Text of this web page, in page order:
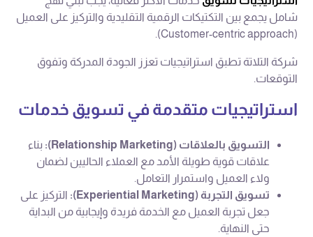
شامل يجمع بين التكتيكات الرقمية التقليدية والتركيز على العميل
(Customer-centric approach).
شركة التلاتة تطبق استراتيجيات تعزز الجودة المدركة وتفوق
التوقعات.
استراتيجيات متقدمة في تسويق خدمات
التسويق بالعلاقات (Relationship Marketing):
بناء
علاقات قوية طويلة الأمد مع العملاء الحاليين لضمان
ولاء العميل واستمرار التعامل.
تسويق التجربة (Experiential Marketing):
التركيز على
جعل تجربة العميل مع الخدمة فريدة وإيجابية من البداية
حتى النهاية.